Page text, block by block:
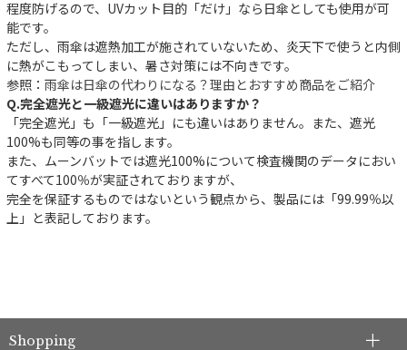
件
程度防げるので、UVカット目的「だけ」なら日傘としても使用が可
能です。
ただし、雨傘は遮熱加工が施されていないため、炎天下で使うと内側
に熱がこもってしまい、暑さ対策には不向きです。
参照： 雨傘は日傘の代わりになる？理由とおすすめ商品をご紹介
Q.完全遮光と一級遮光に違いはありますか？
「完全遮光」も「一級遮光」にも違いはありません。また、遮光
100%も同等の事を指します。
また、ムーンバットでは遮光100%について検査機関のデータにおい
てすべて100％が実証されておりますが、
完全を保証するものではないという観点から、製品には「99.99％以
上」と表記しております。
Shopping